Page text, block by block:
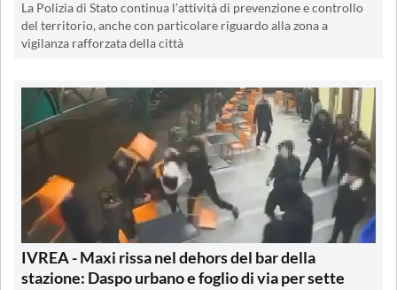
La Polizia di Stato continua l’attività di prevenzione e controllo
del territorio, anche con particolare riguardo alla zona a
vigilanza rafforzata della città
IVREA - Maxi rissa nel dehors del bar della
stazione: Daspo urbano e foglio di via per sette